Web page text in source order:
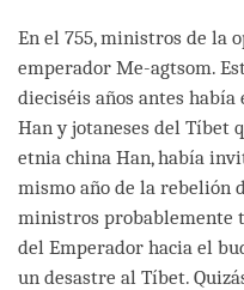
En el 755, ministros de la
emperador Me-agtsom.
dieciséis años antes había
Han y jotaneses del Tíbet
etnia china Han, había
mismo año de la rebelión
ministros probablemente
del Emperador hacia el
un desastre al Tíbet.